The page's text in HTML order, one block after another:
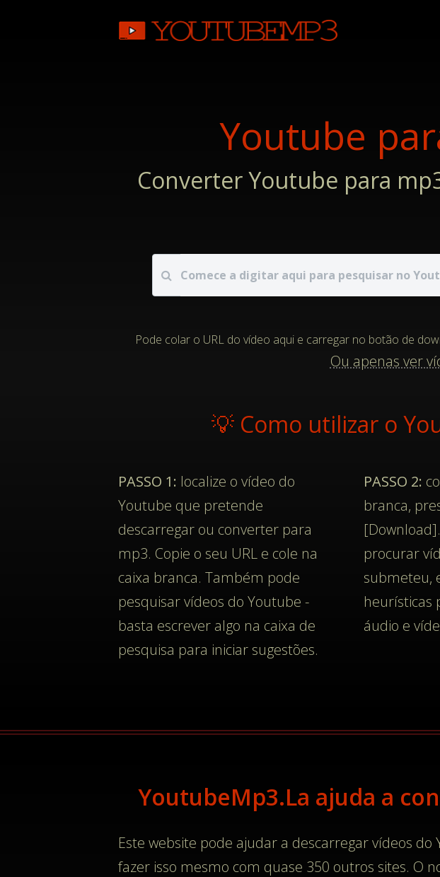
Youtube
Converter Youtube para
Pode colar o URL do vídeo aqui e carregar no botão de
Ou apenas ver
💡 Como utilizar o
PASSO 1: localize o vídeo do
Youtube que pretende
descarregar ou converter para
mp3. Copie o seu URL e cole na
caixa branca. Também pode
pesquisar vídeos do Youtube -
basta escrever algo na caixa de
pesquisa para iniciar sugestões.
PASSO 2:
branca,
procurar
submeteu,
heurísticas
áudio e
YoutubeMp3.La ajuda a
Este website pode ajudar a descarregar vídeos
fazer isso mesmo com quase 350 outros sites. O